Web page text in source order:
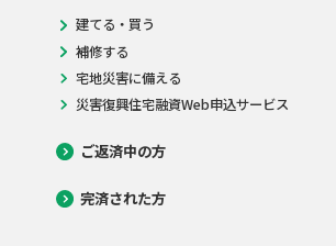
建てる・買う
補修する
宅地災害に備える
災害復興住宅融資Web申込サービス
ご返済中の方
完済された方